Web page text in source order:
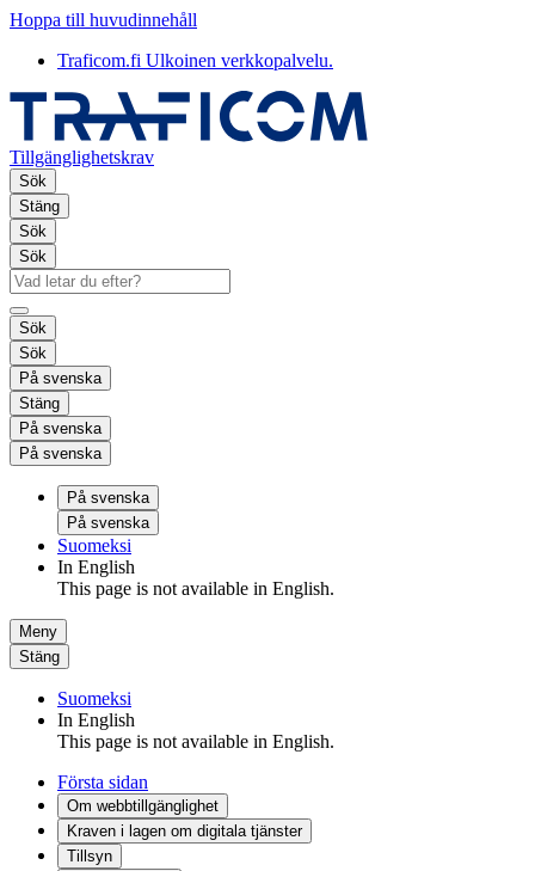
Hoppa till huvudinnehåll
Traficom.fi Ulkoinen verkkopalvelu.
Tillgänglighetskrav
Sök
Stäng
Sök
Sök
Sök
Sök
På svenska
Stäng
På svenska
På svenska
På svenska
På svenska
Suomeksi
In English
This page is not available in English.
Meny
Stäng
Suomeksi
In English
This page is not available in English.
Första sidan
Om webbtillgänglighet
Kraven i lagen om digitala tjänster
Tillsyn